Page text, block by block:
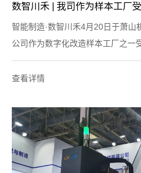
智能制造·数智川禾4月20日于萧山
公司作为数字化改造样本工厂之一
制造行业数字化改造推进会。参观
领下通过电子屏和讲解员细致的讲
查看详情